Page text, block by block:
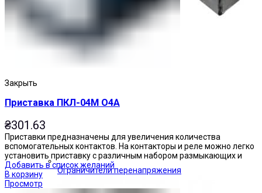
Ограничители перенапряжения
Закрыть
Приставка ПКЛ-04М О4А
₴301.63
Приставки предназначены для увеличения количества
вспомогательных контактов. На контакторы и реле можно легко
установить приставку с различным набором размыкающих и
Добавить в список желаний
В корзину
Просмотр